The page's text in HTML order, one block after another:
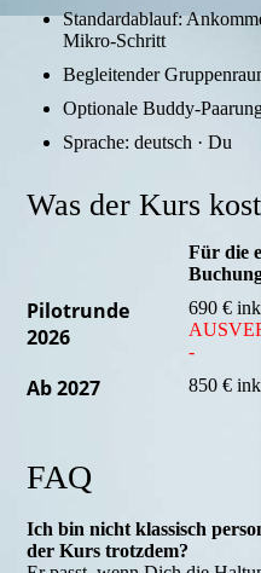
Standardablauf:
Mikro-Schritt
Begleitender
Optionale Buddy-
Sprache: deutsch · Du
Was der Kurs
Für die
Pilotrunde
2026
690 €
-
Ab 2027 850 €
FAQ
Ich bin nicht klassisch
der Kurs trotzdem?